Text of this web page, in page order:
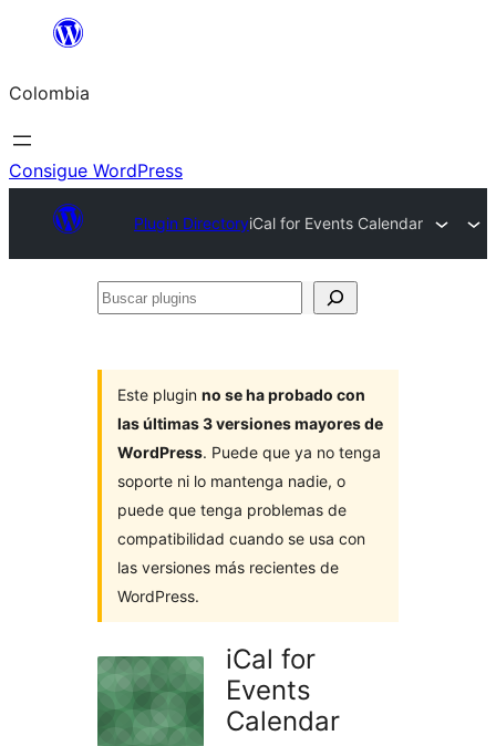
Saltar
contenido
Colombia
Consigue WordPress
Plugin DirectoryiCal for Events Calendar
Buscar
Este plugin no se ha probado con
las últimas 3 versiones mayores de
WordPress. Puede que ya no tenga
soporte ni lo mantenga nadie, o
puede que tenga problemas de
compatibilidad cuando se usa con
las versiones más recientes de
WordPress.
iCal for
Events
Calendar